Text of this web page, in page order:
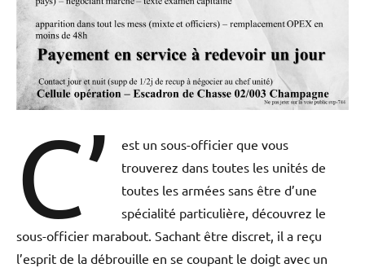
C’
est un sous-officier que vous
trouverez dans toutes les unités de
toutes les armées sans être d’une
spécialité particulière, découvrez le
sous-officier marabout. Sachant être discret, il a reçu
l’esprit de la débrouille en se coupant le doigt avec un